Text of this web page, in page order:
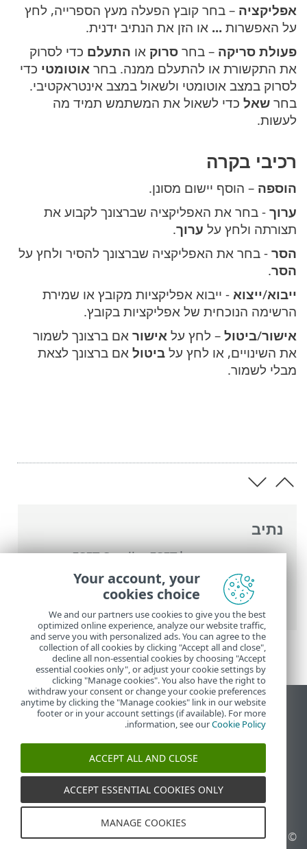
נתיב
העזרה המקוונת של ESET >
ESET Small
Business Security
>
עבודה עם ESET Small
Business Security
>הגדרות מתקדמות
הגנות
>
SSL/TLS > כללי סריקת יישומים
אפליקציה – בחר קובץ הפעלה מעץ הספרייה, לחץ
על האפשרות ... או הזן את הנתיב ידנית.
פעולת סריקה – בחר סרוק או התעלם כדי לסרוק
את התקשורת או להתעלם ממנה. בחר אוטומטי כדי
לסרוק במצב אוטומטי ולשאול במצב אינטראקטיבי.
בחר שאל כדי לשאול את המשתמש תמיד מה
לעשות.
רכיבי בקרה
הוספה – הוסף יישום מסונן.
ערוך - בחר את האפליקציה שברצונך לקבוע את
תצורתה ולחץ על ערוך.
הסר - בחר את האפליקציה שברצונך להסיר ולחץ על
הסר.
ייבוא/ייצוא - ייבוא אפליקציות מקובץ או שמירת
הרשימה הנוכחית של אפליקציות בקובץ.
אישור/ביטול – לחץ על אישור אם ברצונך לשמור
את השינויים, או לחץ על ביטול אם ברצונך לצאת
מבלי לשמור.
הצג את האתר למחשב
End of Life
מאגר הידע של ESET
ESET Status Portal
תמיכה אזורית
© 1992 - 2026 ESET, spol. s ניהול קובצי Cookie
Your account, your
cookies choice
We and our partners use cookies to give you the best
optimized online experience, analyze our website traffic,
and serve you with personalized ads. You can agree to the
collection of all cookies by clicking "Accept all and close",
decline all non-essential cookies by choosing "Accept
essential cookies only", or adjust your cookie settings by
clicking "Manage cookies". You also have the right to
withdraw your consent or change your cookie preferences
anytime by clicking the "Manage cookies" link in our website
footer or in your account settings (if available). For more
information, see ourCookie Policy
.
ACCEPT ALL AND CLOSE
ACCEPT ESSENTIAL COOKIES ONLY
MANAGE COOKIES